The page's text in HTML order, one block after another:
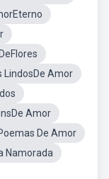
LindosDe Amor
Amor
De Amor
Namorada